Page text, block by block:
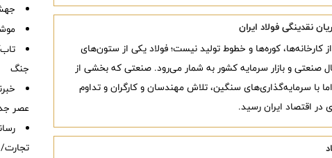
نقدینگی فولاد ایران
کارخانه‌ها، کوره‌ها و خطوط تولید نیست؛ فولاد یکی از ستون‌های
صنعتی و بازار سرمایه کشور به شمار می‌رود. صنعتی که بخشی از
سرمایه‌گذاری‌های سنگین، تلاش مهندسان و کارگران و تداوم
در اقتصاد ایران رسید.
جهش ۲۲۴۴ درصدی
جنگ
عصر